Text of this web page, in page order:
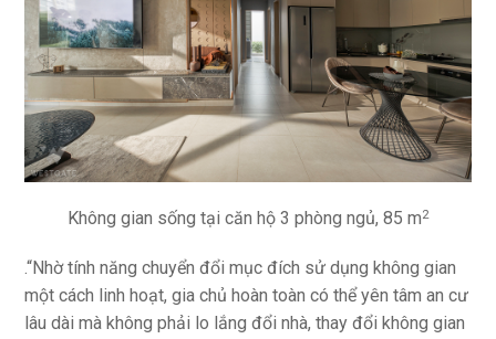
Không gian sống tại căn hộ 3 phòng ngủ, 85 m2
.“Nhờ tính năng chuyển đổi mục đích sử dụng không gian
một cách linh hoạt, gia chủ hoàn toàn có thể yên tâm an cư
lâu dài mà không phải lo lắng đổi nhà, thay đổi không gian